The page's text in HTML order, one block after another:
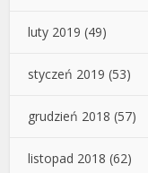
luty 2019 (49)
styczeń 2019 (53)
grudzień 2018 (57)
listopad 2018 (62)